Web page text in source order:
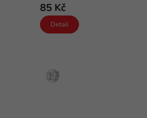
85 Kč
Detail
Stříbro